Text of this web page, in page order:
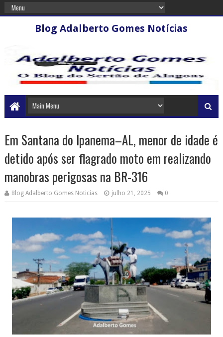
Blog Adalberto Gomes Notícias
Em Santana do Ipanema–AL, menor de idade é
detido após ser flagrado moto em realizando
manobras perigosas na BR-316
Blog Adalberto Gomes Noticias julho 21, 2025 0